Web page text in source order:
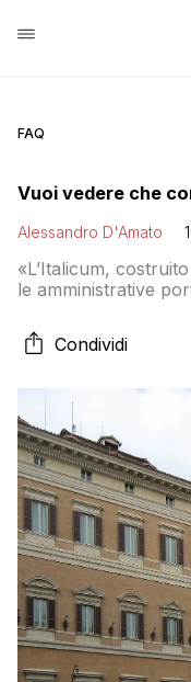
FAQ
Vuoi vedere che
Alessandro D'Amato
«L’Italicum,
le amministrative
Twitter
Condividi